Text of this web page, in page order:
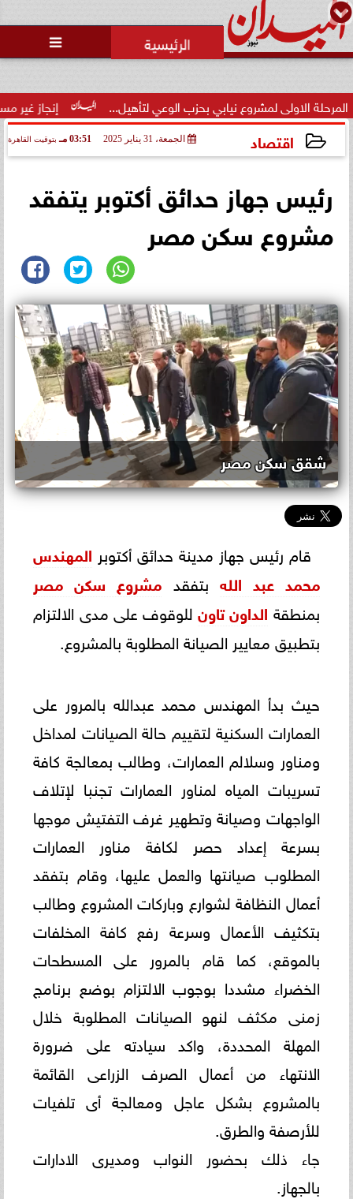

إنجاز غير مسبوق.. لمشروع نيابي بحزب الوعي لتأهيل...
اقتصاد الجمعة، 31 يناير 2025 03:51 مـ بتوقيت القاهرة
رئيس جهاز حدائق أكتوبر يتفقد
مشروع سكن مصر
شقق سكن مصر
قام رئيس جهاز مدينة حدائق أكتوبر المهندس
محمد عبد الله بتفقد مشروع سكن مصر
بمنطقة الداون تاونللوقوف على مدى الالتزام
بتطبيق معايير الصيانة المطلوبة بالمشروع.
حيث بدأ المهندس محمد عبدالله بالمرور على
العمارات السكنية لتقييم حالة الصيانات لمداخل
ومناور وسلالم العمارات، وطالب بمعالجة كافة
تسريبات المياه لمناور العمارات تجنبا لإتلاف
الواجهات وصيانة وتطهير غرف التفتيش موجها
بسرعة إعداد حصر لكافة مناور العمارات
المطلوب صيانتها والعمل عليها، وقام بتفقد
أعمال النظافة لشوارع وباركات المشروع وطالب
بتكثيف الأعمال وسرعة رفع كافة المخلفات
بالموقع، كما قام بالمرور على المسطحات
الخضراء مشددا بوجوب الالتزام بوضع برنامج
زمنى مكثف لنهو الصيانات المطلوبة خلال
المهلة المحددة، واكد سيادته على ضرورة
الانتهاء من أعمال الصرف الزراعى القائمة
بالمشروع بشكل عاجل ومعالجة أى تلفيات
للأرصفة والطرق.
جاء ذلك بحضور النواب ومديرى الادارات
بالجهاز.